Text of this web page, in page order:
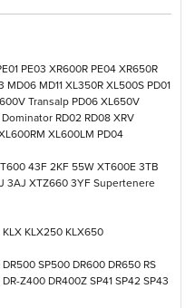
PE03 XR600R PE04 XR650R
MD06 MD11 XL350R XL500S PD01
Transalp PD06 XL650V
RD02 RD08 XRV
XL600LM PD04
43F 2KF 55W XT600E 3TB
3AJ XTZ660 3YF Supertenere
KLX KLX250 KLX650
SP500 DR600 DR650 RS
Z400 DR400Z SP41 SP42 SP43